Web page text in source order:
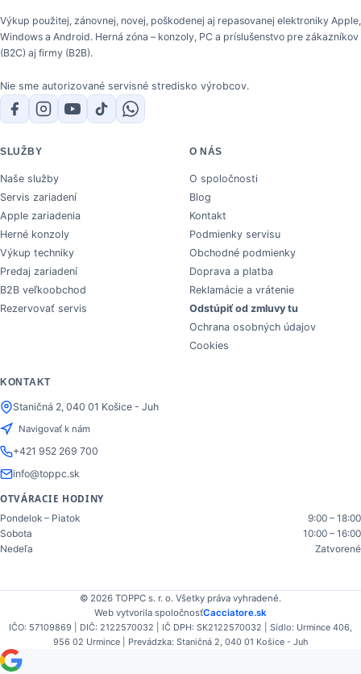
Výkup použitej, zánovnej, novej, poškodenej aj repasovanej elektroniky Apple,
Windows a Android. Herná zóna – konzoly, PC a príslušenstvo pre zákazníkov
(B2C) aj firmy (B2B).
Nie sme autorizované servisné stredisko výrobcov.
SLUŽBY
Naše služby
Servis zariadení
Apple zariadenia
Herné konzoly
Výkup techniky
Predaj zariadení
B2B veľkoobchod
Rezervovať servis
O NÁS
O spoločnosti
Blog
Kontakt
Podmienky servisu
Obchodné podmienky
Doprava a platba
Reklamácie a vrátenie
Odstúpiť od zmluvy tu
Ochrana osobných údajov
Cookies
KONTAKT
Staničná 2, 040 01 Košice - Juh
Navigovať k nám
+421 952 269 700
info@toppc.sk
OTVÁRACIE HODINY
Pondelok – Piatok
9:00 – 18:00
Sobota
10:00 – 16:00
Nedeľa
Zatvorené
© 2026 TOPPC s. r. o. Všetky práva vyhradené.
Web vytvorila spoločnosťCacciatore.sk
IČO: 57109869 | DIČ: 2122570032 | IČ DPH: SK2122570032 | Sídlo: Urmince 406,
956 02 Urmince | Prevádzka: Staničná 2, 040 01 Košice - Juh